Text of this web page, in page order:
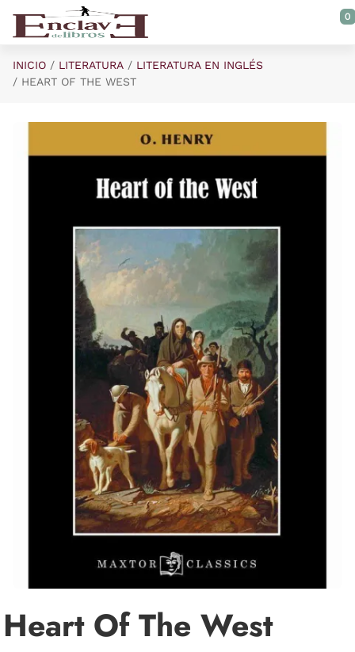
Saltar al contenido principal
0
INICIO LITERATURA
LITERATURA EN INGLÉS
HEART OF THE WEST
Heart Of The West